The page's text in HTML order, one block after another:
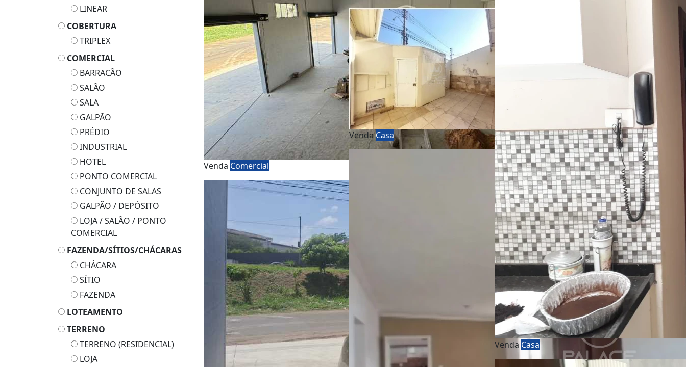
LINEAR
COBERTURA
TRIPLEX
COMERCIAL
BARRACÃO
SALÃO
SALA
GALPÃO
PRÉDIO
INDUSTRIAL
HOTEL
PONTO COMERCIAL
CONJUNTO DE SALAS
GALPÃO / DEPÓSITO
LOJA / SALÃO / PONTO
COMERCIAL
FAZENDA/SÍTIOS/CHÁCARAS
CHÁCARA
SÍTIO
FAZENDA
LOTEAMENTO
TERRENO
TERRENO (RESIDENCIAL)
LOJA
Venda Comercial
VendaCasa
Venda Casa